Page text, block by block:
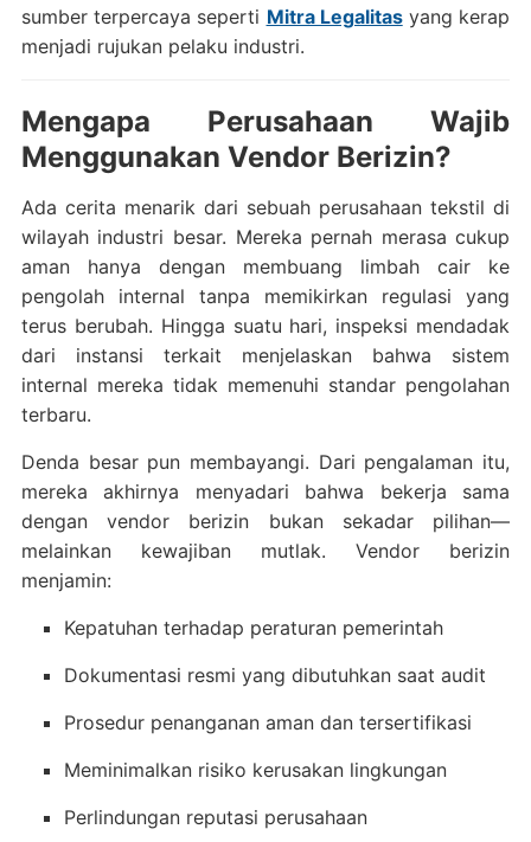
sumber terpercaya seperti Mitra Legalitasyang kerap
menjadi rujukan pelaku industri.
Mengapa Perusahaan Wajib
Menggunakan Vendor Berizin?
Ada cerita menarik dari sebuah perusahaan tekstil di
wilayah industri besar. Mereka pernah merasa cukup
aman hanya dengan membuang limbah cair ke
pengolah internal tanpa memikirkan regulasi yang
terus berubah. Hingga suatu hari, inspeksi mendadak
dari instansi terkait menjelaskan bahwa sistem
internal mereka tidak memenuhi standar pengolahan
terbaru.
Denda besar pun membayangi. Dari pengalaman itu,
mereka akhirnya menyadari bahwa bekerja sama
dengan vendor berizin bukan sekadar pilihan—
melainkan kewajiban mutlak. Vendor berizin
menjamin:
Kepatuhan terhadap peraturan pemerintah
Dokumentasi resmi yang dibutuhkan saat audit
Prosedur penanganan aman dan tersertifikasi
Meminimalkan risiko kerusakan lingkungan
Perlindungan reputasi perusahaan